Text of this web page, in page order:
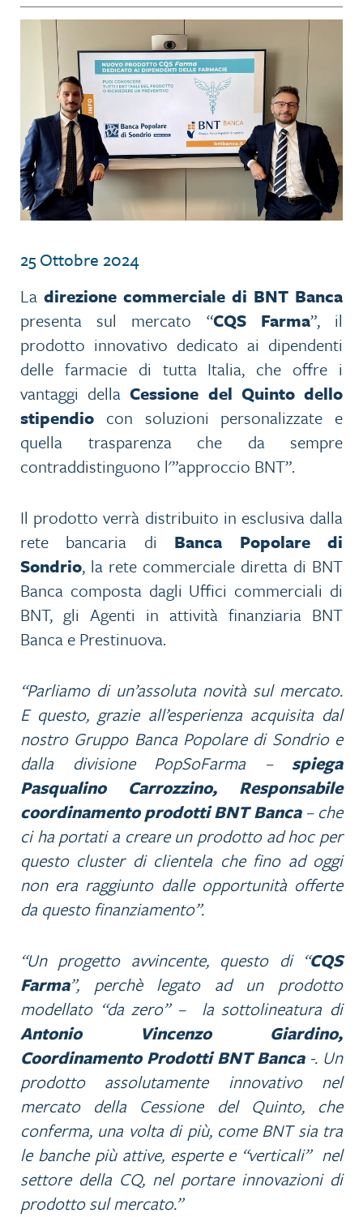
25 Ottobre 2024
La direzione commerciale di BNT Banca
presenta sul mercato “CQS Farma”, il
prodotto innovativo dedicato ai dipendenti
delle farmacie di tutta Italia, che offre i
vantaggi dellaCessione del Quinto dello
stipendio con soluzioni personalizzate e
quella trasparenza che da sempre
contraddistinguono l'”approccio BNT”.
Il prodotto verrà distribuito in esclusiva dalla
rete bancaria di Banca Popolare di
Sondrio, la rete commerciale diretta di BNT
Banca composta dagli Uffici commerciali di
BNT, gli Agenti in attività finanziaria BNT
Banca e Prestinuova.
“Parliamo di un’assoluta novità sul mercato.
E questo, grazie all’esperienza acquisita dal
nostro Gruppo Banca Popolare di Sondrio e
dalla divisione PopSoFarma – spiega
Pasqualino Carrozzino, Responsabile
coordinamento prodotti BNT Banca – che
ci ha portati a creare un prodotto ad hoc per
questo cluster di clientela che fino ad oggi
non era raggiunto dalle opportunità offerte
da questo finanziamento”.
“Un progetto avvincente, questo di “CQS
Farma”, perchè legato ad un prodotto
modellato “da zero” – la sottolineatura di
Antonio Vincenzo Giardino,
Coordinamento Prodotti BNT Banca-. Un
prodotto assolutamente innovativo nel
mercato della Cessione del Quinto, che
conferma, una volta di più, come BNT sia tra
le banche più attive, esperte e “verticali” nel
settore della CQ, nel portare innovazioni di
prodotto sul mercato.”